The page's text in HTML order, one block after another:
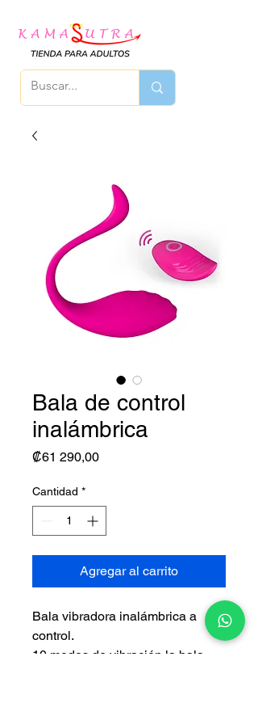
Bala de control
inalámbrica
₡61 290,00Precio
Cantidad *
Agregar al carrito
Bala vibradora inalámbrica a
control.
10 modos de vibración la bala